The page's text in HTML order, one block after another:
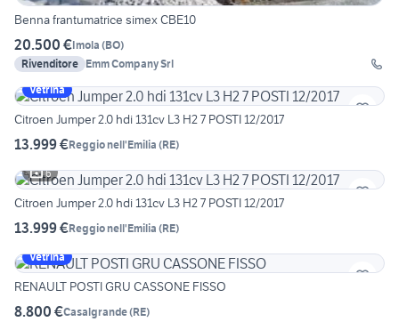
Benna frantumatrice simex CBE10
20.500 €Imola (BO)
Rivenditore Emm Company Srl
Vetrina
Citroen Jumper 2.0 hdi 131cv L3 H2 7 POSTI 12/2017
13.999 €Reggio nell'Emilia (RE)
6
Citroen Jumper 2.0 hdi 131cv L3 H2 7 POSTI 12/2017
13.999 €Reggio nell'Emilia (RE)
Vetrina
RENAULT POSTI GRU CASSONE FISSO
8.800 €Casalgrande(RE)